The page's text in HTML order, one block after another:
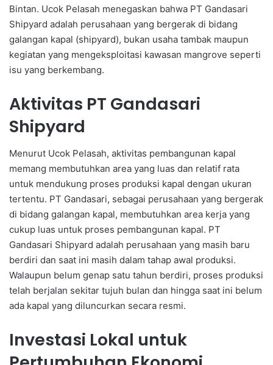
Bintan. Ucok Pelasah menegaskan bahwa PT Gandasari
Shipyard adalah perusahaan yang bergerak di bidang
galangan kapal (shipyard), bukan usaha tambak maupun
kegiatan yang mengeksploitasi kawasan mangrove seperti
isu yang berkembang.
Aktivitas PT Gandasari
Shipyard
Menurut Ucok Pelasah, aktivitas pembangunan kapal
memang membutuhkan area yang luas dan relatif rata
untuk mendukung proses produksi kapal dengan ukuran
tertentu. PT Gandasari, sebagai perusahaan yang bergerak
di bidang galangan kapal, membutuhkan area kerja yang
cukup luas untuk proses pembangunan kapal. PT
Gandasari Shipyard adalah perusahaan yang masih baru
berdiri dan saat ini masih dalam tahap awal produksi.
Walaupun belum genap satu tahun berdiri, proses produksi
telah berjalan sekitar tujuh bulan dan hingga saat ini belum
ada kapal yang diluncurkan secara resmi.
Investasi Lokal untuk